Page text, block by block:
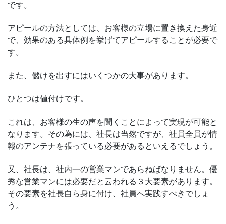
です。
アピールの方法としては、お客様の立場に置き換えた身近
で、効果のある具体例を挙げてアピールすることが必要で
す。
また、儲けを出すにはいくつかの大事があります。
ひとつは値付けです。
これは、お客様の生の声を聞くことによって実現が可能と
なります。その為には、社長は当然ですが、社員全員が情
報のアンテナを張っている必要があるといえるでしょう。
又、社長は、社内一の営業マンであらねばなりません。優
秀な営業マンには必要だと云われる３大要素があります。
その要素を社長自ら身に付け、社員へ実践すべきでしょ
う。